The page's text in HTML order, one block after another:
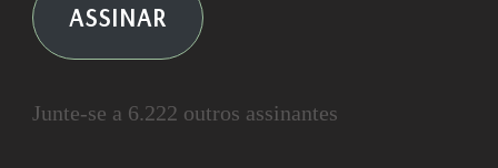
ASSINAR
Junte-se a 6.222 outros assinantes